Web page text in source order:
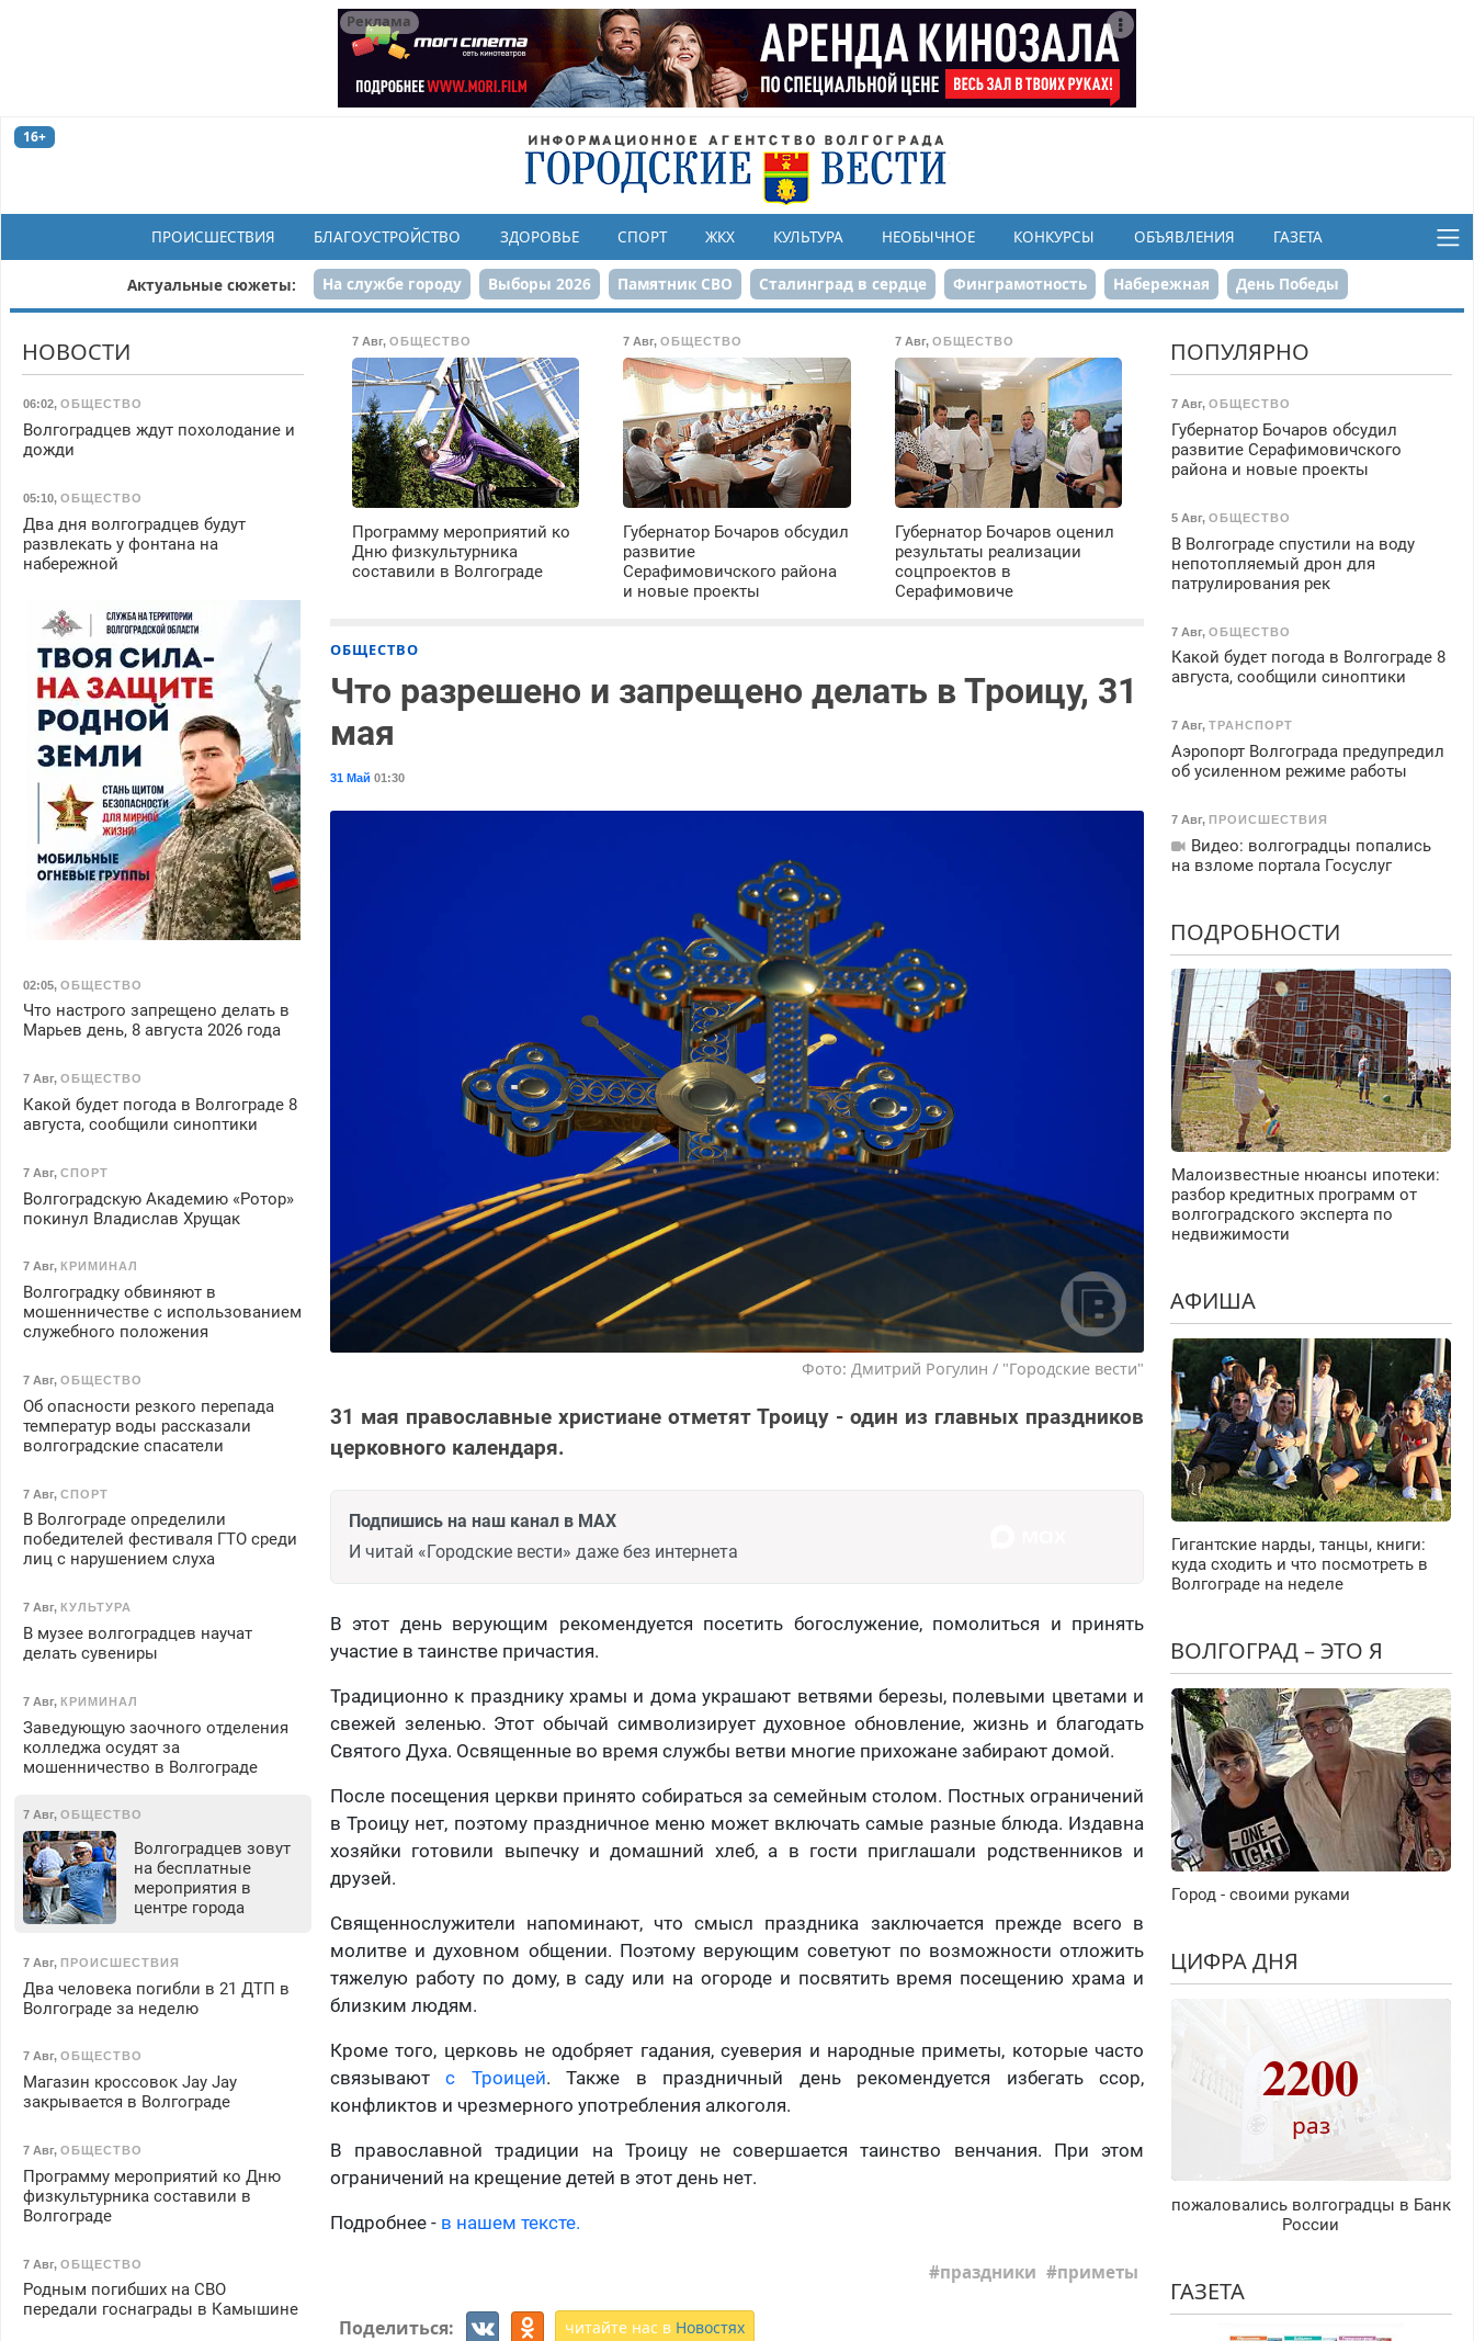
Реклама
16+
ПРОИСШЕСТВИЯ БЛАГОУСТРОЙСТВО ЗДОРОВЬЕ СПОРТ ЖКХ КУЛЬТУРА НЕОБЫЧНОЕ КОНКУРСЫ ОБЪЯВЛЕНИЯ ГАЗЕТА
Актуальные сюжеты: На службе городу Выборы 2026 Памятник СВО Сталинград в сердце Финграмотность Набережная День Победы
Реконструкция ЦПКиО 80-летие Победы Парк Героев-летчиков
7 Авг,ОБЩЕСТВО
Программу мероприятий ко
Дню физкультурника
составили в Волгограде
7 Авг,ОБЩЕСТВО
Губернатор Бочаров обсудил
развитие
Серафимовичского района
и новые проекты
7 Авг, ОБЩЕСТВО
Губернатор Бочаров оценил
результаты реализации
соцпроектов в
Серафимовиче
ОБЩЕСТВО
Что разрешено и запрещено делать в Троицу, 31
мая
31 Май 01:30
Фото: Дмитрий Рогулин / "Городские вести"
31 мая православные христиане отметят Троицу - один из главных праздников
церковного календаря.
Подпишись на наш канал в MAX
И читай «Городские вести» даже без интернета
В этот день верующим рекомендуется посетить богослужение, помолиться и принять
участие в таинстве причастия.
Традиционно к празднику храмы и дома украшают ветвями березы, полевыми цветами и
свежей зеленью. Этот обычай символизирует духовное обновление, жизнь и благодать
Святого Духа. Освященные во время службы ветви многие прихожане забирают домой.
После посещения церкви принято собираться за семейным столом. Постных ограничений
в Троицу нет, поэтому праздничное меню может включать самые разные блюда. Издавна
хозяйки готовили выпечку и домашний хлеб, а в гости приглашали родственников и
друзей.
Священнослужители напоминают, что смысл праздника заключается прежде всего в
молитве и духовном общении. Поэтому верующим советуют по возможности отложить
тяжелую работу по дому, в саду или на огороде и посвятить время посещению храма и
близким людям.
Кроме того, церковь не одобряет гадания, суеверия и народные приметы, которые часто
связываютс Троицей. Также в праздничный день рекомендуется избегать ссор,
конфликтов и чрезмерного употребления алкоголя.
В православной традиции на Троицу не совершается таинство венчания. При этом
ограничений на крещение детей в этот день нет.
Подробнее - в нашем тексте.
праздники приметы
Поделиться: читайте нас в Новостях
НОВОСТИ
06:02, ОБЩЕСТВО
Волгоградцев ждут похолодание и
дожди
05:10, ОБЩЕСТВО
Два дня волгоградцев будут
развлекать у фонтана на
набережной
02:05, ОБЩЕСТВО
Что настрого запрещено делать в
Марьев день, 8 августа 2026 года
7 Авг, ОБЩЕСТВО
Какой будет погода в Волгограде 8
августа, сообщили синоптики
7 Авг, СПОРТ
Волгоградскую Академию «Ротор»
покинул Владислав Хрущак
7 Авг, КРИМИНАЛ
Волгоградку обвиняют в
мошенничестве с использованием
служебного положения
7 Авг, ОБЩЕСТВО
Об опасности резкого перепада
температур воды рассказали
волгоградские спасатели
7 Авг, СПОРТ
В Волгограде определили
победителей фестиваля ГТО среди
лиц с нарушением слуха
7 Авг, КУЛЬТУРА
В музее волгоградцев научат
делать сувениры
7 Авг, КРИМИНАЛ
Заведующую заочного отделения
колледжа осудят за
мошенничество в Волгограде
7 Авг, ОБЩЕСТВО
Волгоградцев зовут
на бесплатные
мероприятия в
центре города
7 Авг, ПРОИСШЕСТВИЯ
Два человека погибли в 21 ДТП в
Волгограде за неделю
7 Авг, ОБЩЕСТВО
Магазин кроссовок Jay Jay
закрывается в Волгограде
7 Авг, ОБЩЕСТВО
Программу мероприятий ко Дню
физкультурника составили в
Волгограде
7 Авг, ОБЩЕСТВО
Родным погибших на СВО
передали госнаграды в Камышине
ПОПУЛЯРНО
7 Авг, ОБЩЕСТВО
Губернатор Бочаров обсудил
развитие Серафимовичского
района и новые проекты
5 Авг, ОБЩЕСТВО
В Волгограде спустили на воду
непотопляемый дрон для
патрулирования рек
7 Авг, ОБЩЕСТВО
Какой будет погода в Волгограде 8
августа, сообщили синоптики
7 Авг, ТРАНСПОРТ
Аэропорт Волгограда предупредил
об усиленном режиме работы
7 Авг, ПРОИСШЕСТВИЯ
Видео: волгоградцы попались
на взломе портала Госуслуг
ПОДРОБНОСТИ
Малоизвестные нюансы ипотеки:
разбор кредитных программ от
волгоградского эксперта по
недвижимости
АФИША
Гигантские нарды, танцы, книги:
куда сходить и что посмотреть в
Волгограде на неделе
ВОЛГОГРАД – ЭТО Я
Город - своими руками
ЦИФРА ДНЯ
2200
раз
пожаловались волгоградцы в Банк
России
ГАЗЕТА